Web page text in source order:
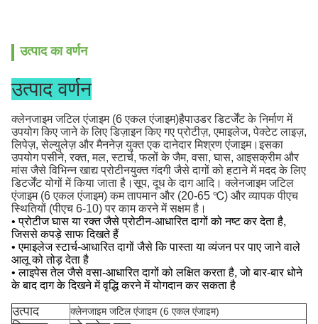
उत्पाद का वर्णन
उत्पाद वर्णन
क्लेनजाइम जटिल एंजाइम (6 एकल एंजाइम)हैपाउडर डिटर्जेंट के निर्माण में
उपयोग किए जाने के लिए डिज़ाइन किए गए प्रोटीज़, एमाइलेज, पेक्टेट लाइज़,
लिपेज़, सेल्युलेज़ और मैननेज़ युक्त एक दानेदार मिश्रण एंजाइम।इसका
उपयोग पसीने, रक्त, मल, स्टार्च, फलों के जैम, वसा, घास, आइसक्रीम और
मांस जैसे विभिन्न खाद्य प्रोटीनयुक्त गंदगी जैसे दागों को हटाने में मदद के लिए
डिटर्जेंट योगों में किया जाता है।सूप, दूध के दाग आदि। क्लेनजाइम जटिल
एंजाइम (6 एकल एंजाइम) कम तापमान और (20-65 ℃) और व्यापक पीएच
स्थितियों (पीएच 6-10) पर काम करने में सक्षम है।
• प्रोटीज घास या रक्त जैसे प्रोटीन-आधारित दागों को नष्ट कर देता है,
जिससे कपड़े साफ दिखते हैं
• एमाइलेज स्टार्च-आधारित दागों जैसे कि पास्ता या व्यंजन पर पाए जाने वाले
आलू को तोड़ देता है
• लाइपेस तेल जैसे वसा-आधारित दागों को लक्षित करता है, जो बार-बार धोने
के बाद दाग के दिखने में वृद्धि करने में योगदान कर सकता है
उत्पाद क्लेनजाइम जटिल एंजाइम (6 एकल एंजाइम)